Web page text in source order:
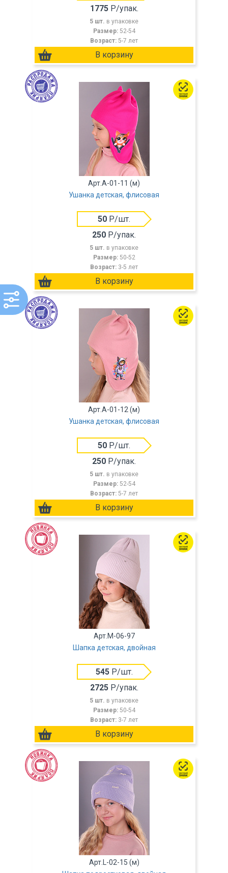
1775Р/упак.
5 шт. в упаковке
Размер: 52-54
Возраст: 5-7 лет
Арт.A-01-11 (м)
Ушанка детская, флисовая
50 Р/шт.
250 Р/упак.
5 шт. в упаковке
Размер: 50-52
Возраст: 3-5 лет
Арт.A-01-12 (м)
Ушанка детская, флисовая
50 Р/шт.
250 Р/упак.
5 шт. в упаковке
Размер: 52-54
Возраст: 5-7 лет
Арт.M-06-97
Шапка детская, двойная
545Р/шт.
2725Р/упак.
5 шт. в упаковке
Размер: 50-54
Возраст: 3-7 лет
Арт.L-02-15 (м)